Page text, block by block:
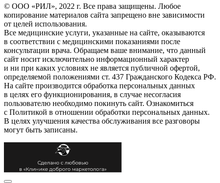
© ООО «РИЛ», 2022 г. Все права защищены. Любое
копирование материалов сайта запрещено вне зависимости
от целей использования.
Все медицинские услуги, указанные на сайте, оказываются
в соответствии с медицинскими показаниями после
консультации врача. Обращаем ваше внимание, что данный
сайт носит исключительно информационный характер
и ни при каких условиях не является публичной офертой,
определяемой положениями ст. 437 Гражданского Кодекса РФ.
На сайте производится обработка персональных данных
в целях его функционирования, в случае несогласия
пользователю необходимо покинуть сайт. Ознакомиться
с Политикой в отношении обработки персональных данных.
В целях улучшения качества обслуживания все разговоры
могут быть записаны.